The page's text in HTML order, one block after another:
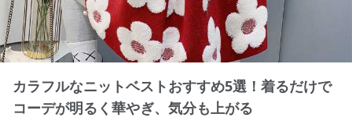
カラフルなニットベストおすすめ5選！着るだけで
コーデが明るく華やぎ、気分も上がる